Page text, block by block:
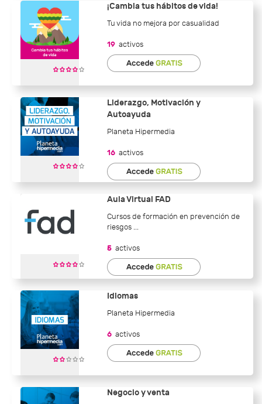
¡Cambia tus hábitos de vida!
Tu vida no mejora por casualidad
19 activos
Liderazgo, Motivación y
Autoayuda
Planeta Hipermedia
16 activos
Aula Virtual FAD
Cursos de formación en prevención de
riesgos ...
5 activos
Idiomas
Planeta Hipermedia
6 activos
Negocio y venta